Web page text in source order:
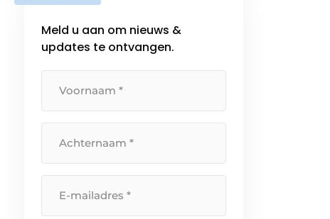
Meld u aan om nieuws &
updates te ontvangen.